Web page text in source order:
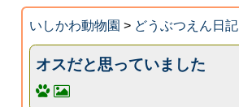
いしかわ動物園 > どうぶつえん日記
オスだと思っていました